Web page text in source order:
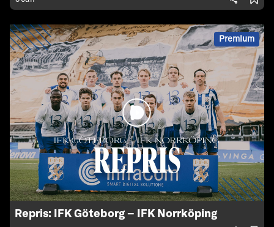
Premium
Repris: IFK Göteborg – IFK Norrköping